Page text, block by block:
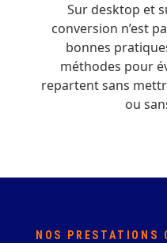
Sur desktop et
conversion n’est
bonnes
méthodes pour
repartent sans
ou
NOS PRESTATIONS